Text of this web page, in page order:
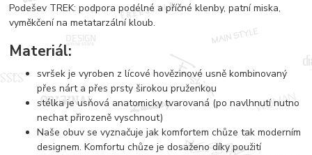
Podešev TREK: podpora podélné a příčné klenby, patní miska,
vyměkčení na metatarzální kloub.
Materiál:
svršek je vyroben z lícové hovězinové usně kombinovaný
přes nárt a přes prsty širokou pruženkou
stélka je usňová anatomicky tvarovaná (po navlhnutí nutno
nechat přirozeně vyschnout)
Naše obuv se vyznačuje jak komfortem chůze tak moderním
designem. Komfortu chůze je dosaženo díky použití